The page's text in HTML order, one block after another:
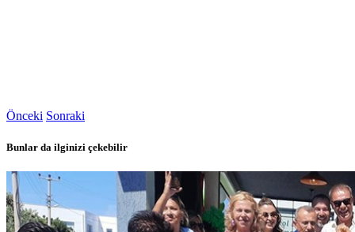
Önceki Sonraki
Bunlar da ilginizi çekebilir